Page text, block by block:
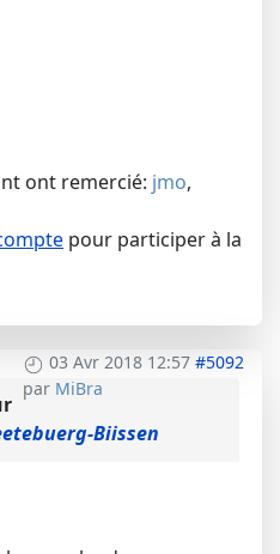
ont remercié: jmo,
pour participer à la
03 Avr 2018 12:57 #5092
par MiBra
Biissen